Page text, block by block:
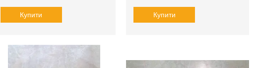
Купити Купити